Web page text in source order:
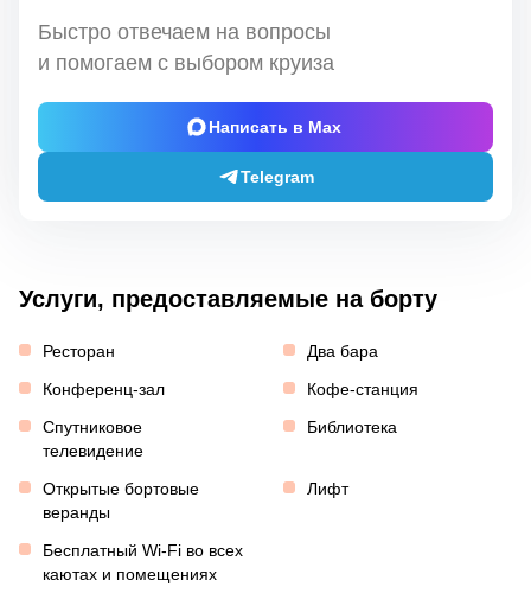
Быстро отвечаем на вопросы
и помогаем с выбором круиза
Написать в Max
Telegram
Услуги, предоставляемые на борту
Ресторан
Два бара
Конференц-зал
Кофе-станция
Спутниковое
телевидение
Библиотека
Открытые бортовые
веранды
Лифт
Бесплатный Wi-Fi во всех
каютах и помещениях